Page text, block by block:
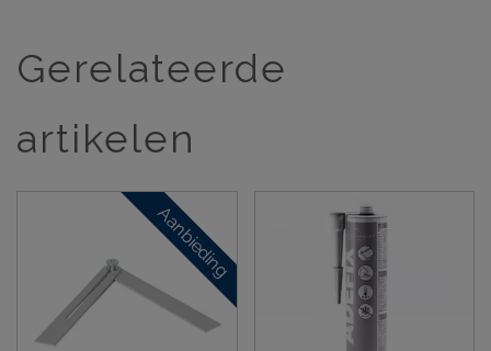
Gerelateerde
artikelen
Aanbieding